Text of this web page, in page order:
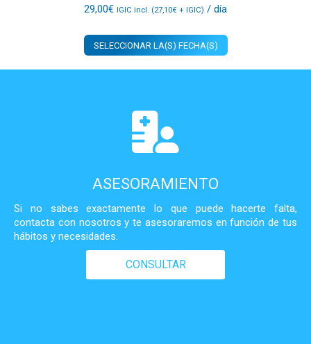
29,00€ IGIC incl. (27,10€ + IGIC) / día
SELECCIONAR LA(S) FECHA(S)
ASESORAMIENTO
Si no sabes exactamente lo que puede hacerte falta,
contacta con nosotros y te asesoraremos en función de tus
hábitos y necesidades.
CONSULTAR